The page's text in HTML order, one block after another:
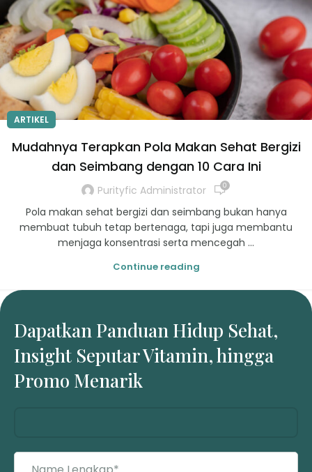
ARTIKEL
Mudahnya Terapkan Pola Makan Sehat Bergizi
dan Seimbang dengan 10 Cara Ini
Purityfic Administrator 0
Pola makan sehat bergizi dan seimbang bukan hanya
membuat tubuh tetap bertenaga, tapi juga membantu
menjaga konsentrasi serta mencegah ...
Continue reading
Dapatkan Panduan Hidup Sehat,
Insight Seputar Vitamin, hingga
Promo Menarik